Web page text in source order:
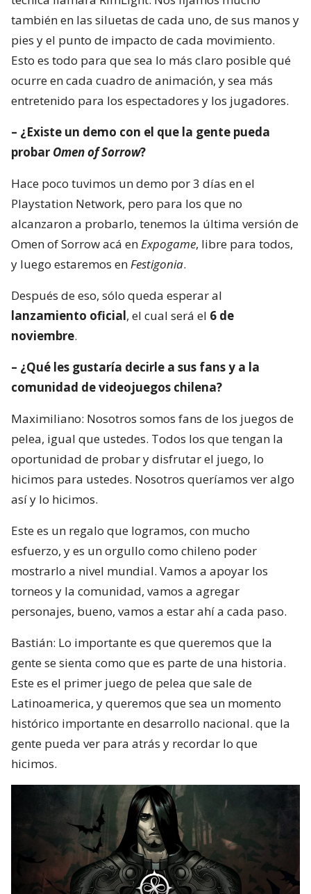
también en las siluetas de cada uno, de sus manos y
pies y el punto de impacto de cada movimiento.
Esto es todo para que sea lo más claro posible qué
ocurre en cada cuadro de animación, y sea más
entretenido para los espectadores y los jugadores.
– ¿Existe un demo con el que la gente pueda
probar Omen of Sorrow?
Hace poco tuvimos un demo por 3 días en el
Playstation Network, pero para los que no
alcanzaron a probarlo, tenemos la última versión de
Omen of Sorrow acá enExpogame, libre para todos,
y luego estaremos enFestigonia.
Después de eso, sólo queda esperar al
lanzamiento oficial, el cual será el 6 de
noviembre.
– ¿Qué les gustaría decirle a sus fans y a la
comunidad de videojuegos chilena?
Maximiliano: Nosotros somos fans de los juegos de
pelea, igual que ustedes. Todos los que tengan la
oportunidad de probar y disfrutar el juego, lo
hicimos para ustedes. Nosotros queríamos ver algo
así y lo hicimos.
Este es un regalo que logramos, con mucho
esfuerzo, y es un orgullo como chileno poder
mostrarlo a nivel mundial. Vamos a apoyar los
torneos y la comunidad, vamos a agregar
personajes, bueno, vamos a estar ahí a cada paso.
Bastián: Lo importante es que queremos que la
gente se sienta como que es parte de una historia.
Este es el primer juego de pelea que sale de
Latinoamerica, y queremos que sea un momento
histórico importante en desarrollo nacional. que la
gente pueda ver para atrás y recordar lo que
hicimos.